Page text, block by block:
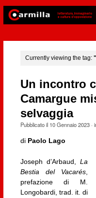
Currently viewing the tag:
Un incontro
Camargue
selvaggia
Pubblicato il 10 Gennaio 2023·
di Paolo Lago
Joseph d’Arbaud,La
Bestia del Vacarés,
prefazione di M.
Longobardi, trad. it. di